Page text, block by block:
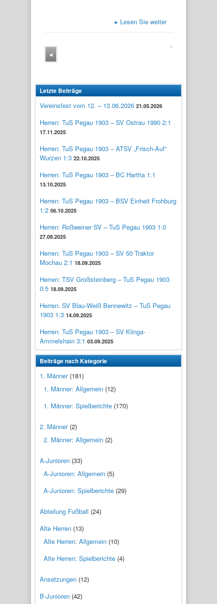
▸ Lesen Sie weiter
◂
Letzte Beiträge
Vereinsfest vom 12. – 13.06.2026 21.05.2026
Herren: TuS Pegau 1903 – SV Ostrau 1990 2:1
17.11.2025
Herren: TuS Pegau 1903 – ATSV „Frisch-Auf“
Wurzen 1:3 22.10.2025
Herren: TuS Pegau 1903 – BC Hartha 1:1
13.10.2025
Herren: TuS Pegau 1903 – BSV Einheit Frohburg
1:2 06.10.2025
Herren: Roßweiner SV – TuS Pegau 1903 1:0
27.09.2025
Herren: TuS Pegau 1903 – SV 50 Traktor
Mochau 2:1 18.09.2025
Herren: TSV Großsteinberg – TuS Pegau 1903
0:5 18.09.2025
Herren: SV Blau-Weiß Bennewitz – TuS Pegau
1903 1:3 14.09.2025
Herren: TuS Pegau 1903 – SV Klinga-
Ammelshain 3:1 03.09.2025
Beiträge nach Kategorie
1. Männer(181)
1. Männer: Allgemein (12)
1. Männer: Spielberichte (170)
2. Männer(2)
2. Männer: Allgemein (2)
A-Junioren (33)
A-Junioren: Allgemein (5)
A-Junioren: Spielberichte (29)
Abteilung Fußball (24)
Alte Herren (13)
Alte Herren: Allgemein (10)
Alte Herren: Spielberichte (4)
Ansetzungen (12)
B-Junioren (42)